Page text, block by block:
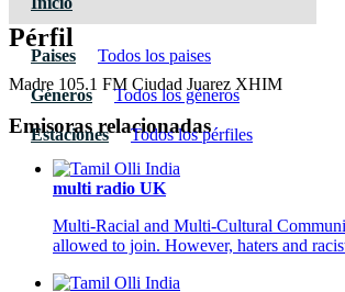
Paises Todos los paises
Géneros Todos los géneros
Estaciones Todos los pérfiles
Pérfil
Madre 105.1 FM Ciudad Juarez XHIM
Emisoras relacionadas
multi radio UK
Multi-Racial and Multi-Cultural
allowed to join. However, haters and